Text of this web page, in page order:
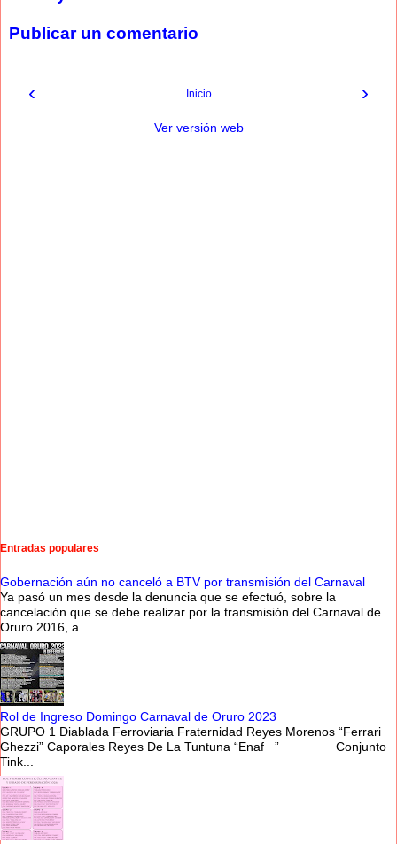
Publicar un comentario
‹ ›
Inicio
Ver versión web
Entradas populares
Gobernación aún no canceló a BTV por transmisión del Carnaval
Ya pasó un mes desde la denuncia que se efectuó, sobre la
cancelación que se debe realizar por la transmisión del Carnaval de
Oruro 2016, a ...
Rol de Ingreso Domingo Carnaval de Oruro 2023
GRUPO 1 Diablada Ferroviaria Fraternidad Reyes Morenos “Ferrari
Ghezzi” Caporales Reyes De La Tuntuna “Enaf ” Conjunto
Tink...